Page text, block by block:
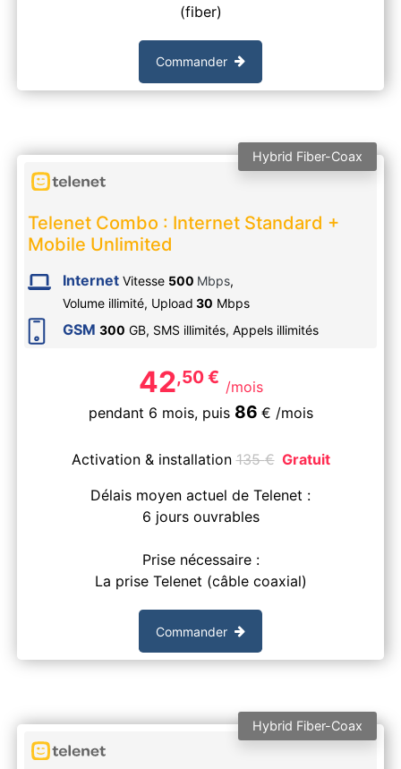
(fiber)
Commander
Hybrid Fiber-Coax
Telenet Combo : Internet Standard +
Mobile Unlimited
Internet Vitesse 500 Mbps,
Volume illimité, Upload 30 Mbps
GSM 300 GB, SMS illimités, Appels illimités
42,50€ /mois
pendant 6 mois, puis 86 € /mois
Activation & installation135€ Gratuit
Délais moyen actuel de Telenet :
6 jours ouvrables
Prise nécessaire :
La prise Telenet (câble coaxial)
Commander
Hybrid Fiber-Coax